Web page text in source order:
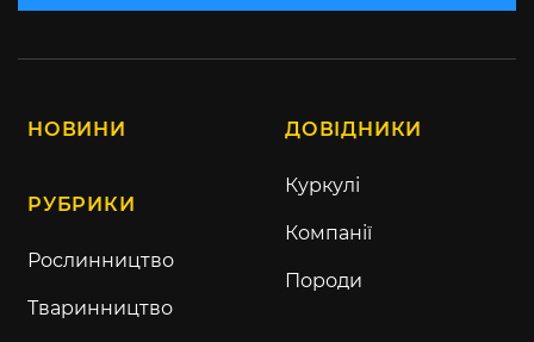
НОВИНИ
РУБРИКИ
Рослинництво
Тваринництво
ДОВІДНИКИ
Куркулі
Компанії
Породи